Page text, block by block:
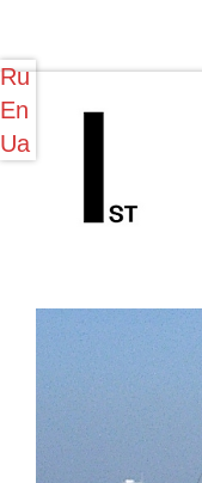
Ru
En
Ua